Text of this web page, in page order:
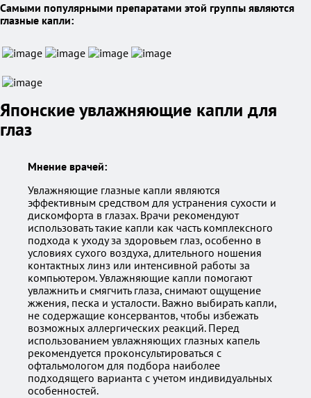
Самыми популярными препаратами этой группы являются
глазные капли:
Японские увлажняющие капли для
глаз
Мнение врачей:
Увлажняющие глазные капли являются
эффективным средством для устранения сухости и
дискомфорта в глазах. Врачи рекомендуют
использовать такие капли как часть комплексного
подхода к уходу за здоровьем глаз, особенно в
условиях сухого воздуха, длительного ношения
контактных линз или интенсивной работы за
компьютером. Увлажняющие капли помогают
увлажнить и смягчить глаза, снимают ощущение
жжения, песка и усталости. Важно выбирать капли,
не содержащие консервантов, чтобы избежать
возможных аллергических реакций. Перед
использованием увлажняющих глазных капель
рекомендуется проконсультироваться с
офтальмологом для подбора наиболее
подходящего варианта с учетом индивидуальных
особенностей.